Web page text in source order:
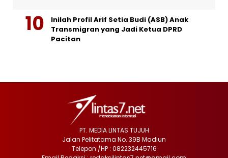
Inilah Profil Arif Setia Budi (ASB) Anak
Transmigran yang Jadi Ketua DPRD
Pacitan
PT. MEDIA LINTAS TUJUH
Jalan Pelitatama No. 39B Madiun
Telepon /HP : 082232445716